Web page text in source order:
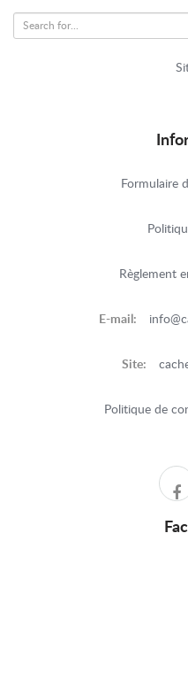
Formulaire
Règlement
E-mail:
Site:
Politique de